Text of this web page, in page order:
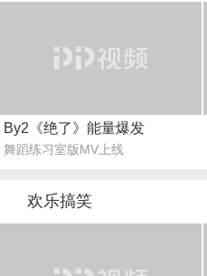
By2《绝了》能量爆发
舞蹈练习室版MV上线
欢乐搞笑